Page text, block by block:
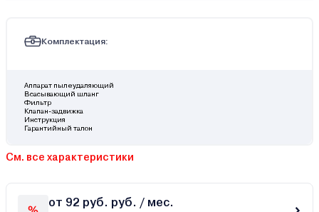
Комплектация:
Аппарат пылеудаляющий
Всасывающий шланг
Фильтр
Клапан-задвижка
Инструкция
Гарантийный талон
См. все характеристики
от 92 руб. руб. / мес.